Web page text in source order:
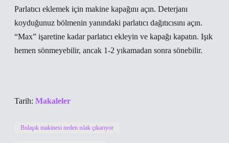
Parlatıcı eklemek için makine kapağını açın. Deterjanı
koyduğunuz bölmenin yanındaki parlatıcı dağıtıcısını açın.
“Max” işaretine kadar parlatıcı ekleyin ve kapağı kapatın. Işık
hemen sönmeyebilir, ancak 1-2 yıkamadan sonra sönebilir.
Tarih: Makaleler
Bulaşık makinesi neden ıslak çıkarıyor